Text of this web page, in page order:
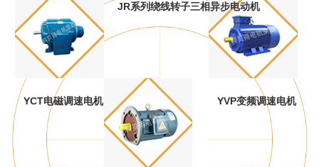
JR系列绕线转子三相异步电动机
YCT电磁调速电机 YVP变频调速电机